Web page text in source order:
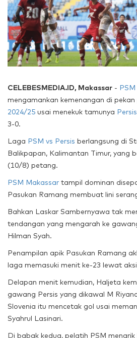
CELEBESMEDIA.ID, Makassar -
mengamankan kemenangan di
2024/25 usai menekuk tamunya
3-0.
Laga PSM vs Persis berlangsung di
Balikpapan, Kalimantan Timur, yang
(10/8) petang.
PSM Makassar tampil dominan
Pasukan Ramang membuat lini
Bahkan Laskar Sambernyawa tak
tendangan yang mengarah ke
Hilman Syah.
Penampilan apik Pasukan Ramang
laga memasuki menit ke-23 lewat
Delapan menit kemudian, Haljeta
gawang Persis yang dikawal M
Slovenia itu mencetak gol usai
Syahrul Lasinari.
Di babak kedua, pelatih PSM